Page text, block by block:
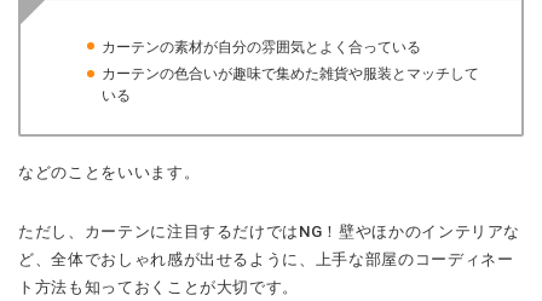
カーテンの素材が自分の雰囲気とよく合っている
カーテンの色合いが趣味で集めた雑貨や服装とマッチして
いる
などのことをいいます。
ただし、カーテンに注目するだけではNG！壁やほかのインテリアな
ど、全体でおしゃれ感が出せるように、上手な部屋のコーディネー
ト方法も知っておくことが大切です。